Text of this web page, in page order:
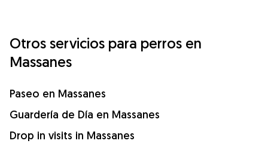
Otros servicios para perros en
Massanes
Paseo en Massanes
Guardería de Día en Massanes
Drop in visits in Massanes